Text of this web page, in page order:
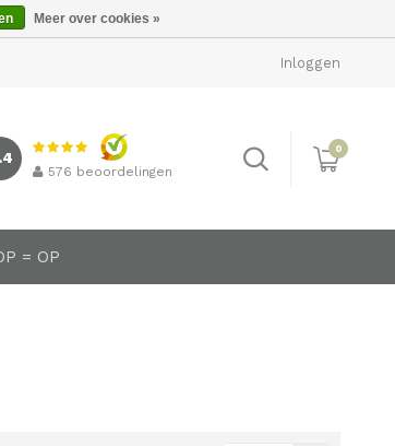
Inloggen
576 beoordelingen
0
= OP
Meer over cookies »